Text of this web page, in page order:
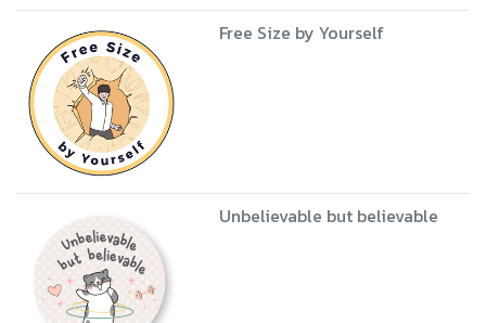
Free Size by Yourself
Unbelievable but believable